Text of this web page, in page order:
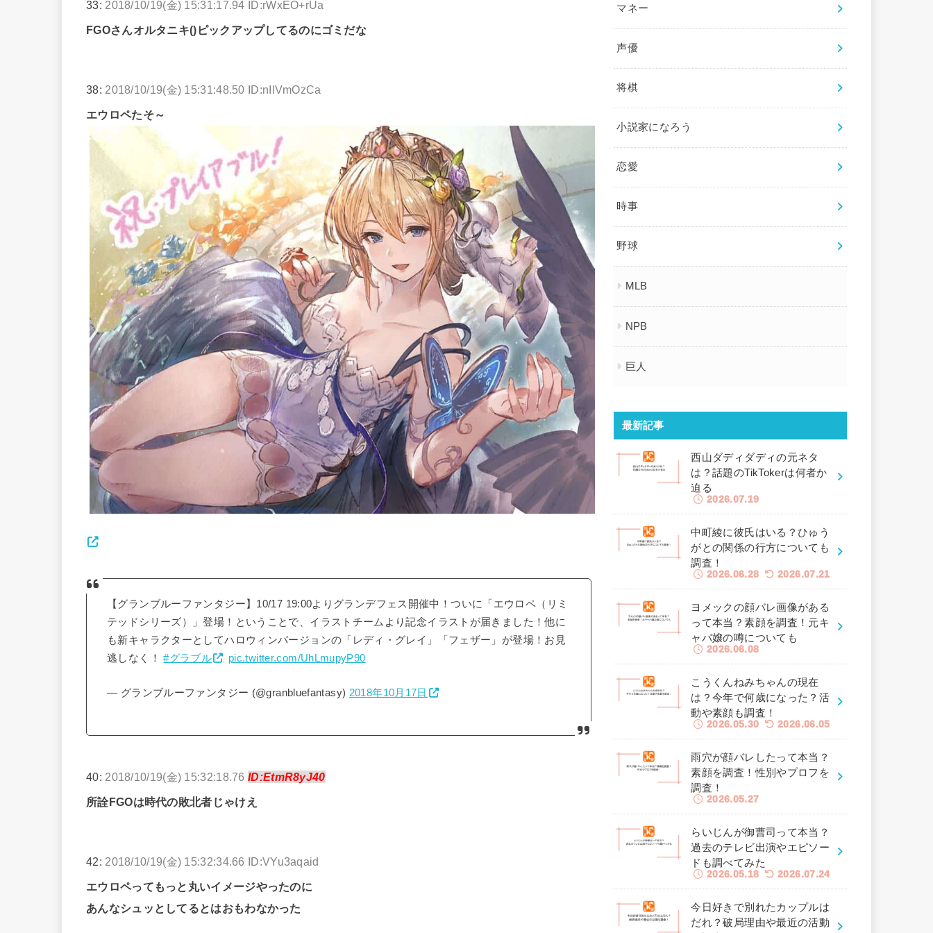
33: 2018/10/19(金) 15:31:17.94 ID:rWxEO+rUa
FGOさんオルタニキ()ピックアップしてるのにゴミだな
38: 2018/10/19(金) 15:31:48.50 ID:nIIVmOzCa
エウロペたそ～
【グランブルーファンタジー】10/17 19:00よりグランデフェス開催中！ついに「エウロペ（リミ
テッドシリーズ）」登場！ということで、イラストチームより記念イラストが届きました！他に
も新キャラクターとしてハロウィンバージョンの「レディ・グレイ」「フェザー」が登場！お見
逃しなく！#グラブル pic.twitter.com/UhLmupyP90
— グランブルーファンタジー (@granbluefantasy) 2018年10月17日
40: 2018/10/19(金) 15:32:18.76ID:EtmR8yJ40
所詮FGOは時代の敗北者じゃけえ
42: 2018/10/19(金) 15:32:34.66 ID:VYu3aqaid
エウロペってもっと丸いイメージやったのに
あんなシュッとしてるとはおもわなかった
マネー
声優
将棋
小説家になろう
恋愛
時事
野球
MLB
NPB
巨人
最新記事
西山ダディダディの元ネタ
は？話題のTikTokerは何者か
迫る
2026.07.19
中町綾に彼氏はいる？ひゅう
がとの関係の行方についても
調査！
2026.06.28 2026.07.21
ヨメックの顔バレ画像がある
って本当？素顔を調査！元キ
ャバ嬢の噂についても
2026.06.08
こうくんねみちゃんの現在
は？今年で何歳になった？活
動や素顔も調査！
2026.05.30 2026.06.05
雨穴が顔バレしたって本当？
素顔を調査！性別やプロフを
調査！
2026.05.27
らいじんが御曹司って本当？
過去のテレビ出演やエピソー
ドも調べてみた
2026.05.18 2026.07.24
今日好きで別れたカップルは
だれ？破局理由や最近の活動